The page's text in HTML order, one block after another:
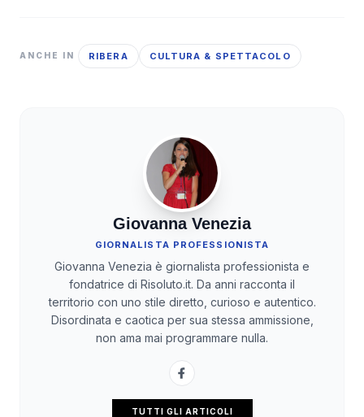
ANCHE IN RIBERA CULTURA & SPETTACOLO
Giovanna Venezia
GIORNALISTA PROFESSIONISTA
Giovanna Venezia è giornalista professionista e
fondatrice di Risoluto.it. Da anni racconta il
territorio con uno stile diretto, curioso e autentico.
Disordinata e caotica per sua stessa ammissione,
non ama mai programmare nulla.
TUTTI GLI ARTICOLI